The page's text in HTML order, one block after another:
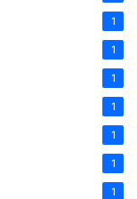
1
1
1
1
1
1
1